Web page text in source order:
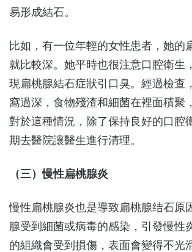
易形成結石。
比如，有一位年輕的女性患者，她的
就比較深。她平時也很注意口腔衛生
現扁桃腺結石症狀引口臭。經過檢查
窩過深，食物殘渣和細菌在裡面積聚
對於這種情況，除了保持良好的口腔
期去醫院讓醫生進行清理。
（三）慢性扁桃腺炎
慢性扁桃腺炎也是導致扁桃腺结石原
腺受到細菌或病毒的感染，引發慢性
的組織會受到損傷，表面會變得不光